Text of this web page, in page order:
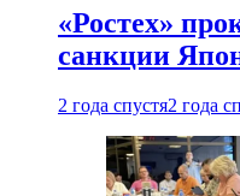
«Ростех»
санкции
2 года спустя2 года